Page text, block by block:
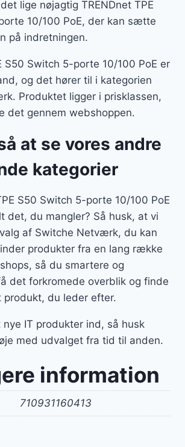
lige nøjagtig TRENDnet TPE
10/100 PoE, der kan sætte
på indretningen.
S50 Switch 5-porte 10/100 PoE er
og det hører til i kategorien
Produktet ligger i prisklassen,
det gennem webshoppen.
at se vores andre
kategorier
S50 Switch 5-porte 10/100 PoE
det, du mangler? Så husk, at vi
af Switche Netværk, du kan
produkter fra en lang række
så du smartere og
det forkromede overblik og finde
du leder efter.
IT produkter ind, så husk
med udvalget fra tid til anden.
information
710931160413